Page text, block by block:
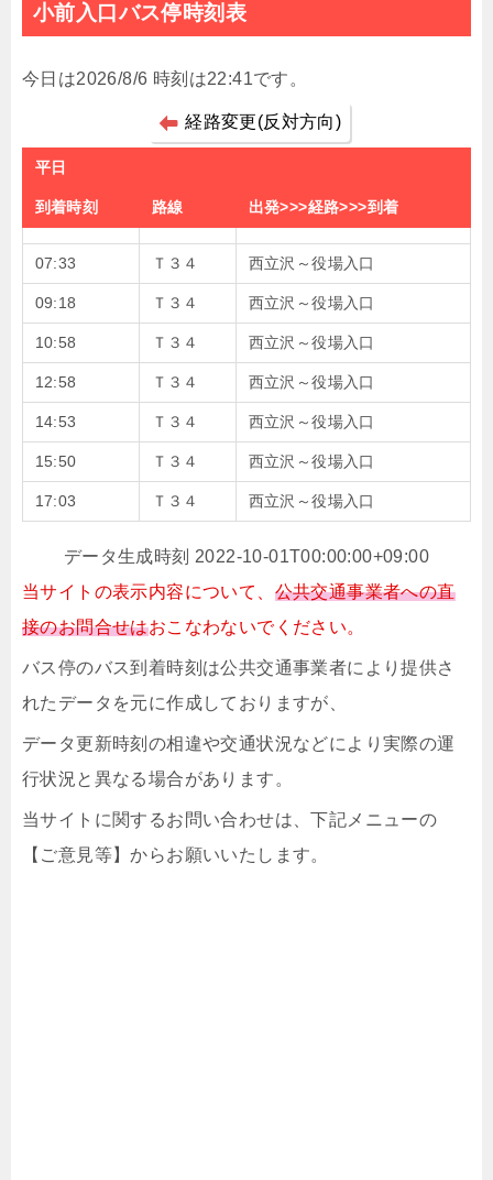
小前入口バス停時刻表
今日は2026/8/6 時刻は22:41です。
経路変更(反対方向)
平日
到着時刻 路線 出発>>>経路>>>到着
07:33 Ｔ３４ 西立沢～役場入口
09:18 Ｔ３４ 西立沢～役場入口
10:58 Ｔ３４ 西立沢～役場入口
12:58 Ｔ３４ 西立沢～役場入口
14:53 Ｔ３４ 西立沢～役場入口
15:50 Ｔ３４ 西立沢～役場入口
17:03 Ｔ３４ 西立沢～役場入口
データ生成時刻 2022-10-01T00:00:00+09:00
当サイトの表示内容について、 公共交通事業者への直
接のお問合せはおこなわないでください。
バス停のバス到着時刻は公共交通事業者により提供さ
れたデータを元に作成しておりますが、
データ更新時刻の相違や交通状況などにより実際の運
行状況と異なる場合があります。
当サイトに関するお問い合わせは、下記メニューの
【ご意見等】からお願いいたします。